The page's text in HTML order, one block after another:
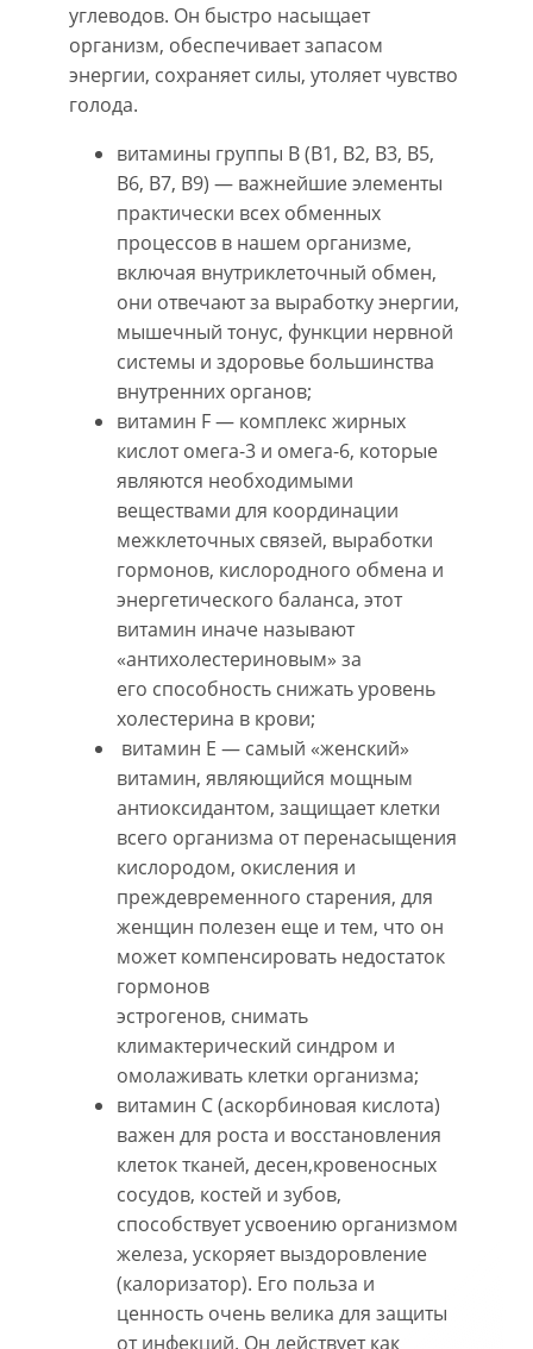
углеводов. Он быстро насыщает
организм, обеспечивает запасом
энергии, сохраняет силы, утоляет чувство
голода.
витамины группы B (B1, B2, B3, B5,
B6, B7, B9) — важнейшие элементы
практически всех обменных
процессов в нашем организме,
включая внутриклеточный обмен,
они отвечают за выработку энергии,
мышечный тонус, функции нервной
системы и здоровье большинства
внутренних органов;
витамин F — комплекс жирных
кислот омега-3 и омега-6, которые
являются необходимыми
веществами для координации
межклеточных связей, выработки
гормонов, кислородного обмена и
энергетического баланса, этот
витамин иначе называют
«антихолестериновым» за
его способность снижать уровень
холестерина в крови;
витамин E — самый «женский»
витамин, являющийся мощным
антиоксидантом, защищает клетки
всего организма от перенасыщения
кислородом, окисления и
преждевременного старения, для
женщин полезен еще и тем, что он
может компенсировать недостаток
гормонов
эстрогенов, снимать
климактерический синдром и
омолаживать клетки организма;
витамин С (аскорбиновая кислота)
важен для роста и восстановления
клеток тканей, десен,кровеносных
сосудов, костей и зубов,
способствует усвоению организмом
железа, ускоряет выздоровление
(калоризатор). Его польза и
ценность очень велика для защиты
от инфекций. Он действует как